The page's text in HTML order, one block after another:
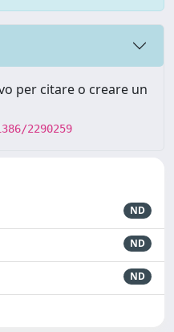
per citare o creare un
2290259
ND
ND
ND